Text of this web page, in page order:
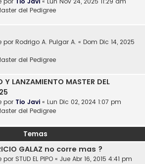
del Pedigree
por Rodrigo A. Pulgar A. « Dom Dic 14, 2025
del Pedigree
Y LANZAMIENTO MASTER DEL
por Tio Javi « Lun Dic 02, 2024 1:07 pm
del Pedigree
Temas
GALAZ no corre mas ?
por STUD EL PIPO « Jue Abr 16, 2015 4:41 pm